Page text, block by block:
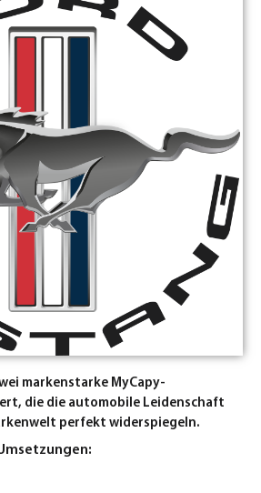
markenstarke MyCapy-
die die automobile Leidenschaft
perfekt widerspiegeln.